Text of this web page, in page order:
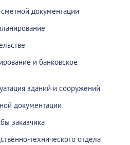
документации
и банковское
зданий и сооружений
документации
заказчика
технического отдела